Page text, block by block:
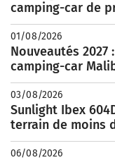
camping-car de
01/08/2026
Nouveautés
camping-car
03/08/2026
Sunlight Ibex
terrain de moins
06/08/2026